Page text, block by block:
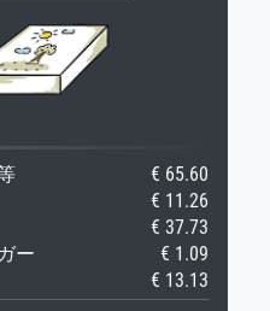
€ 65.60
€ 11.26
€ 37.73
ー
€ 1.09
€ 13.13